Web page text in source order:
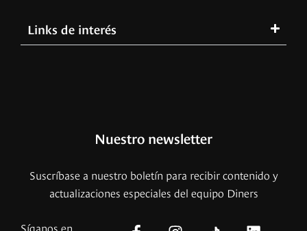
Links de interés
Nuestro newsletter
Suscríbase a nuestro boletín para recibir contenido y
actualizaciones especiales del equipo Diners
Síganos en